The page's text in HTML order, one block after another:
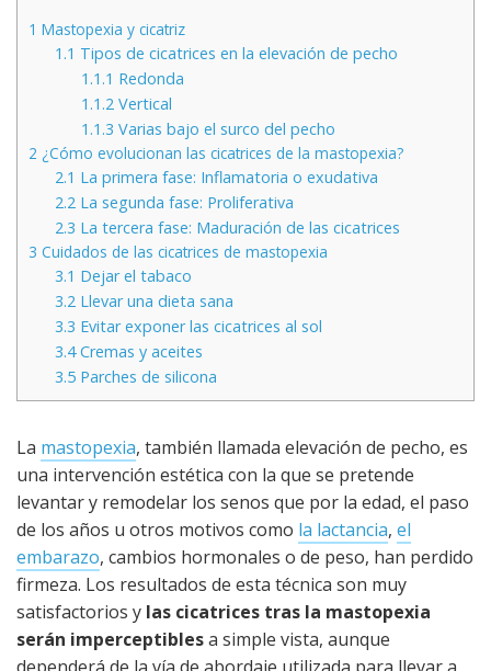
1 Mastopexia y cicatriz
1.1 Tipos de cicatrices en la elevación de pecho
1.1.1 Redonda
1.1.2 Vertical
1.1.3 Varias bajo el surco del pecho
2 ¿Cómo evolucionan las cicatrices de la mastopexia?
2.1 La primera fase: Inflamatoria o exudativa
2.2 La segunda fase: Proliferativa
2.3 La tercera fase: Maduración de las cicatrices
3 Cuidados de las cicatrices de mastopexia
3.1 Dejar el tabaco
3.2 Llevar una dieta sana
3.3 Evitar exponer las cicatrices al sol
3.4Cremas y aceites
3.5 Parches de silicona
La mastopexia, también llamada elevación de pecho, es
una intervención estética con la que se pretende
levantar y remodelar los senos que por la edad, el paso
de los años u otros motivos como la lactancia, el
embarazo, cambios hormonales o de peso, han perdido
firmeza. Los resultados de esta técnica son muy
satisfactorios y las cicatrices tras la mastopexia
serán imperceptiblesa simple vista, aunque